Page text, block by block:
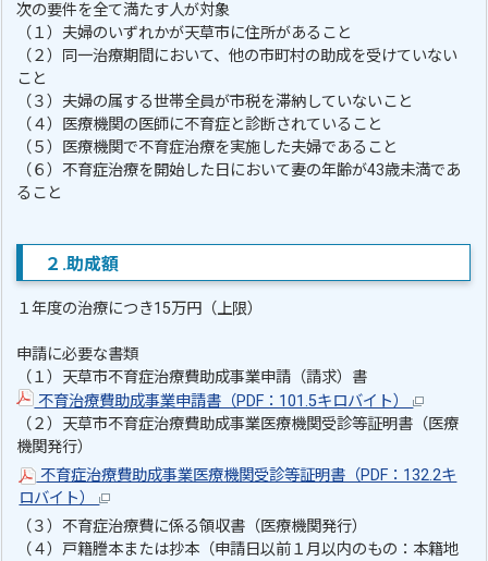
次の要件を全て満たす人が対象
（１）夫婦のいずれかが天草市に住所があること
（２）同一治療期間において、他の市町村の助成を受けていない
こと
（３）夫婦の属する世帯全員が市税を滞納していないこと
（４）医療機関の医師に不育症と診断されていること
（５）医療機関で不育症治療を実施した夫婦であること
（６）不育症治療を開始した日において妻の年齢が43歳未満であ
ること
２.助成額
１年度の治療につき15万円（上限）
申請に必要な書類
（１）天草市不育症治療費助成事業申請（請求）書
不育治療費助成事業申請書（PDF：101.5キロバイト）
（２）天草市不育症治療費助成事業医療機関受診等証明書（医療
機関発行）
不育症治療費助成事業医療機関受診等証明書（PDF：132.2キ
ロバイト）
（３）不育症治療費に係る領収書（医療機関発行）
（４）戸籍謄本または抄本（申請日以前１月以内のもの：本籍地